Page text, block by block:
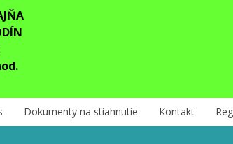
Dokumenty na stiahnutie Kontakt